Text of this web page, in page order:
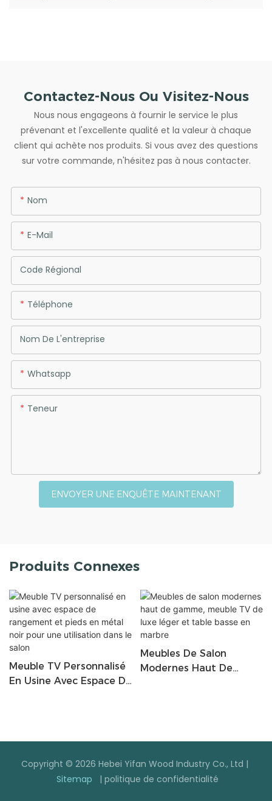
Contactez-Nous Ou Visitez-Nous
Nous nous engageons à fournir le service le plus
prévenant et l'excellente qualité et la valeur à chaque
client qui achète nos produits. Si vous avez des questions
sur votre commande, n'hésitez pas à nous contacter.
Nom
E-Mail
Code Régional
Téléphone
Nom De L'entreprise
Whatsapp
Teneur
ENVOYER UNE ENQUÊTE MAINTENANT
Produits Connexes
Meuble TV Personnalisé
En Usine Avec Espace De
Meubles De Salon
Modernes Haut De
Copyright © 2026 Hebei Yifan Wood Industry Co., Ltd |
Sitemap
| politique de confidentialité